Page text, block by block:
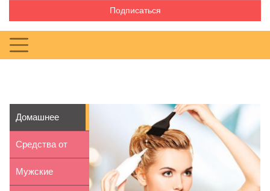
Подписаться
Домашнее
окрашивание
волос: как...
Средства от
изжоги при
Мужские